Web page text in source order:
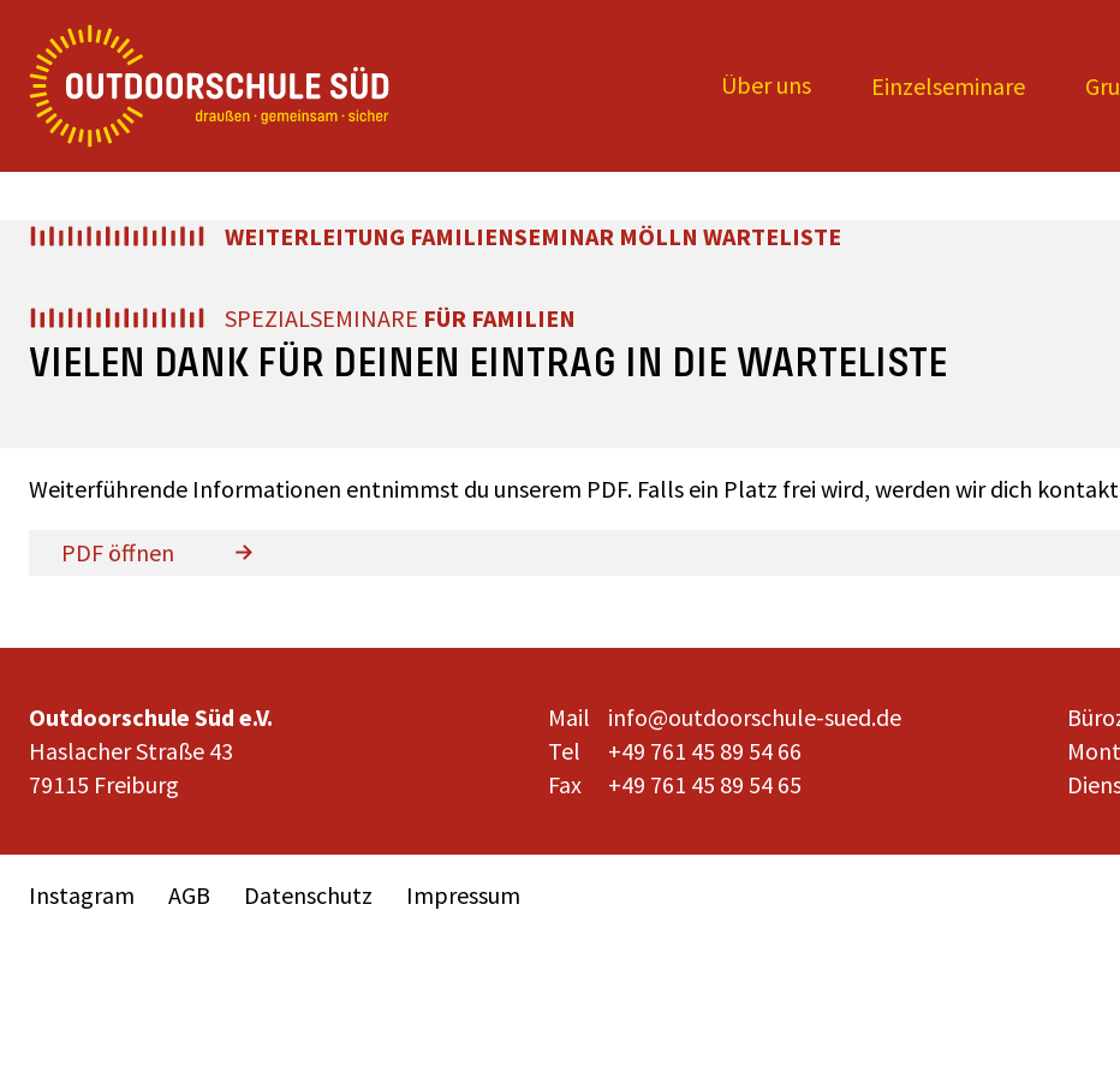
Navigation
springen
Inhalt
springen
Footer
springen
Outdoorschule Süd
Erste Hilfe Outdoor
Über uns Einzelseminare
WEITERLEITUNG FAMILIENSEMINAR MÖLLN WARTELISTE
SPEZIALSEMINARE FÜR FAMILIEN
VIELEN DANK FÜR DEINEN EINTRAG IN DIE WARTELISTE
Weiterführende Informationen entnimmst du unserem PDF. Falls ein Platz frei wird, werden wir dich
PDF öffnen
Outdoorschule Süd e.V.
Haslacher Straße 43
79115 Freiburg
Mail
Tel
Fax
info@outdoorschule-sued.de
+49 761 45 89 54 66
+49 761 45 89 54 65
Instagram AGB Datenschutz Impressum